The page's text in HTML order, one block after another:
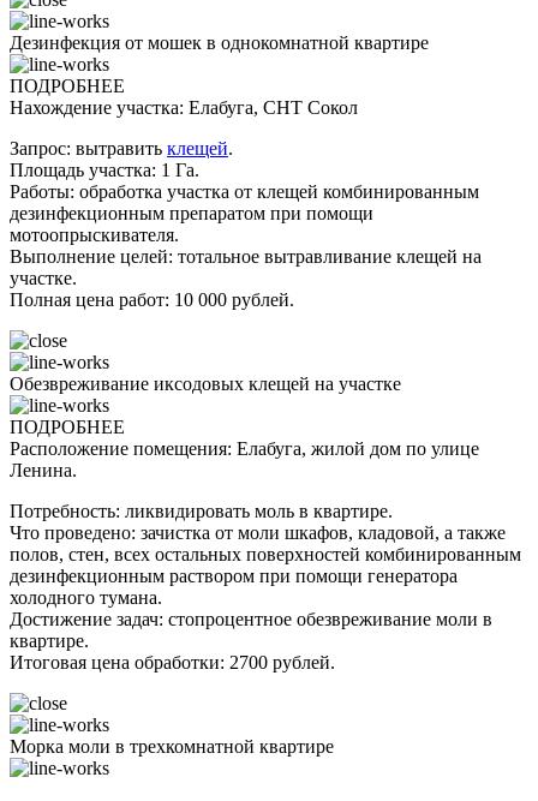
Дезинфекция от мошек в однокомнатной квартире
ПОДРОБНЕЕ
Нахождение участка: Елабуга, СНТ Сокол
Запрос: вытравить клещей.
Площадь участка: 1 Га.
Работы: обработка участка от клещей комбинированным
дезинфекционным препаратом при помощи
мотоопрыскивателя.
Выполнение целей: тотальное вытравливание клещей на
участке.
Полная цена работ: 10 000 рублей.
Обезвреживание иксодовых клещей на участке
ПОДРОБНЕЕ
Расположение помещения: Елабуга, жилой дом по улице
Ленина.
Потребность: ликвидировать моль в квартире.
Что проведено: зачистка от моли шкафов, кладовой, а также
полов, стен, всех остальных поверхностей комбинированным
дезинфекционным раствором при помощи генератора
холодного тумана.
Достижение задач: стопроцентное обезвреживание моли в
квартире.
Итоговая цена обработки: 2700 рублей.
Морка моли в трехкомнатной квартире